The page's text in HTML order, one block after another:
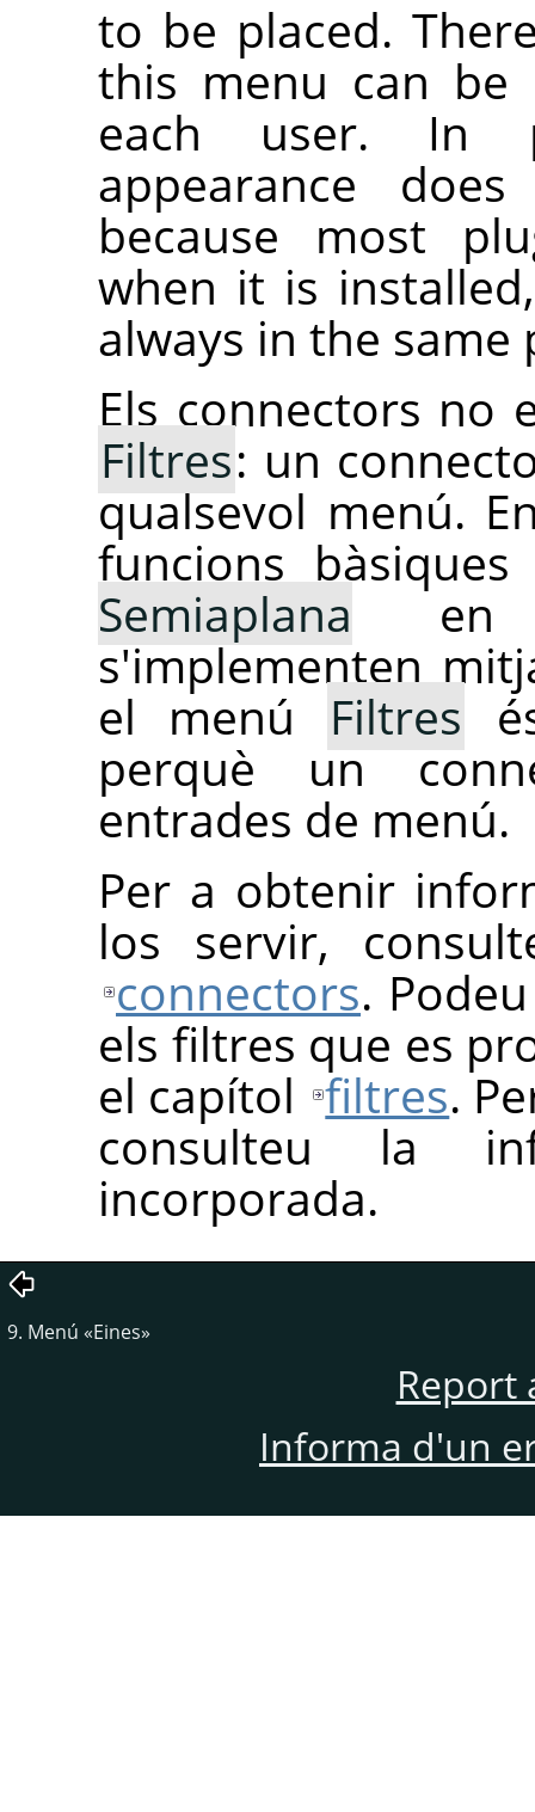
to be placed.
this menu can be
each user. In
appearance
because most
when it is
always in the same
Els connectors no
Filtres: un
qualsevol menú.
funcions
Semiaplana en
s'implementen
el menú
Filtres
perquè un
entrades de menú.
Per a obtenir
los servir,
connectors.
els filtres que es
el capítol filtres.
consulteu la
incorporada.
9. Menú «Eines»
Report
Informa d'un